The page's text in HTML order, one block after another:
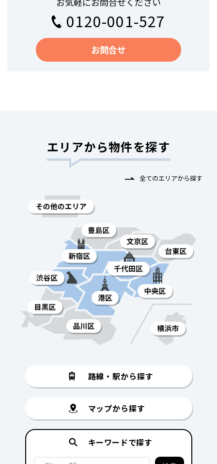
0120-001-527
お問合せ
エリアから物件を探す
全てのエリアから探す
路線・駅から探す
マップから探す
キーワードで探す